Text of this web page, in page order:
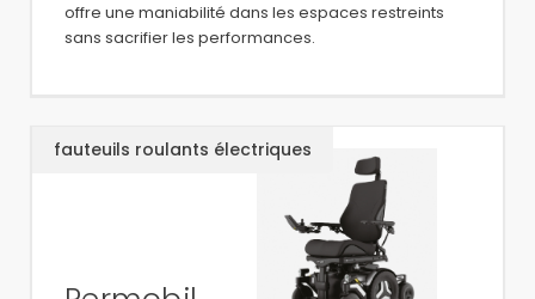
offre une maniabilité dans les espaces restreints
sans sacrifier les performances.
fauteuils roulants électriques